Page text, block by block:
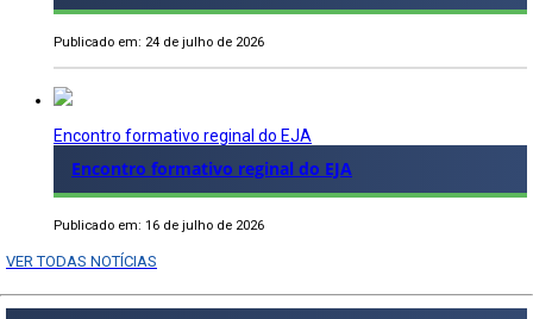
Publicado em: 24 de julho de 2026
Encontro formativo reginal do EJA
Encontro formativo reginal do EJA
Publicado em: 16 de julho de 2026
VER TODAS NOTÍCIAS